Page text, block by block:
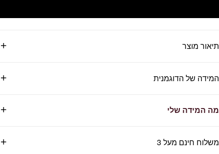
תיאור מוצר
המידה של הדוגמנית
מה המידה שלי
משלוח חינם מעל 3